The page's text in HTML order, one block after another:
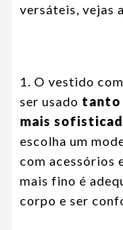
versáteis, vejas
1. O vestido
ser usado tanto
mais
escolha um
com acessórios
mais fino é
corpo e ser